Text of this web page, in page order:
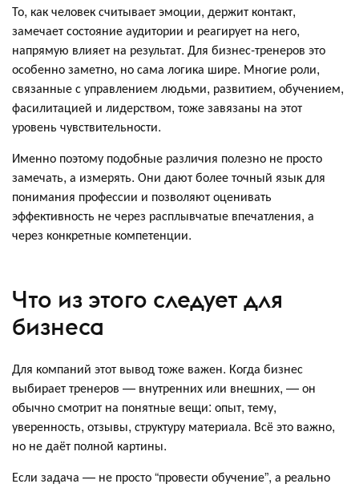
То, как человек считывает эмоции, держит контакт,
замечает состояние аудитории и реагирует на него,
напрямую влияет на результат. Для бизнес-тренеров это
особенно заметно, но сама логика шире. Многие роли,
связанные с управлением людьми, развитием, обучением,
фасилитацией и лидерством, тоже завязаны на этот
уровень чувствительности.
Именно поэтому подобные различия полезно не просто
замечать, а измерять. Они дают более точный язык для
понимания профессии и позволяют оценивать
эффективность не через расплывчатые впечатления, а
через конкретные компетенции.
Что из этого следует для
бизнеса
Для компаний этот вывод тоже важен. Когда бизнес
выбирает тренеров — внутренних или внешних, — он
обычно смотрит на понятные вещи: опыт, тему,
уверенность, отзывы, структуру материала. Всё это важно,
но не даёт полной картины.
Если задача — не просто “провести обучение”, а реально